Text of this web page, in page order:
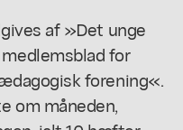
af »Det unge
for
forening«.
om måneden,